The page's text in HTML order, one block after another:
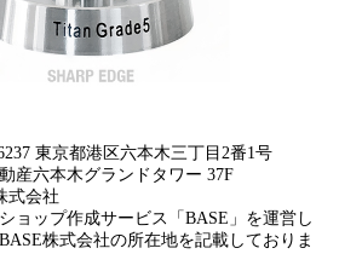
東京都港区六本木三丁目2番1号
産六本木グランドタワー 37F
式会社
ョップ作成サービス「BASE」を運営し
株式会社の所在地を記載しておりま